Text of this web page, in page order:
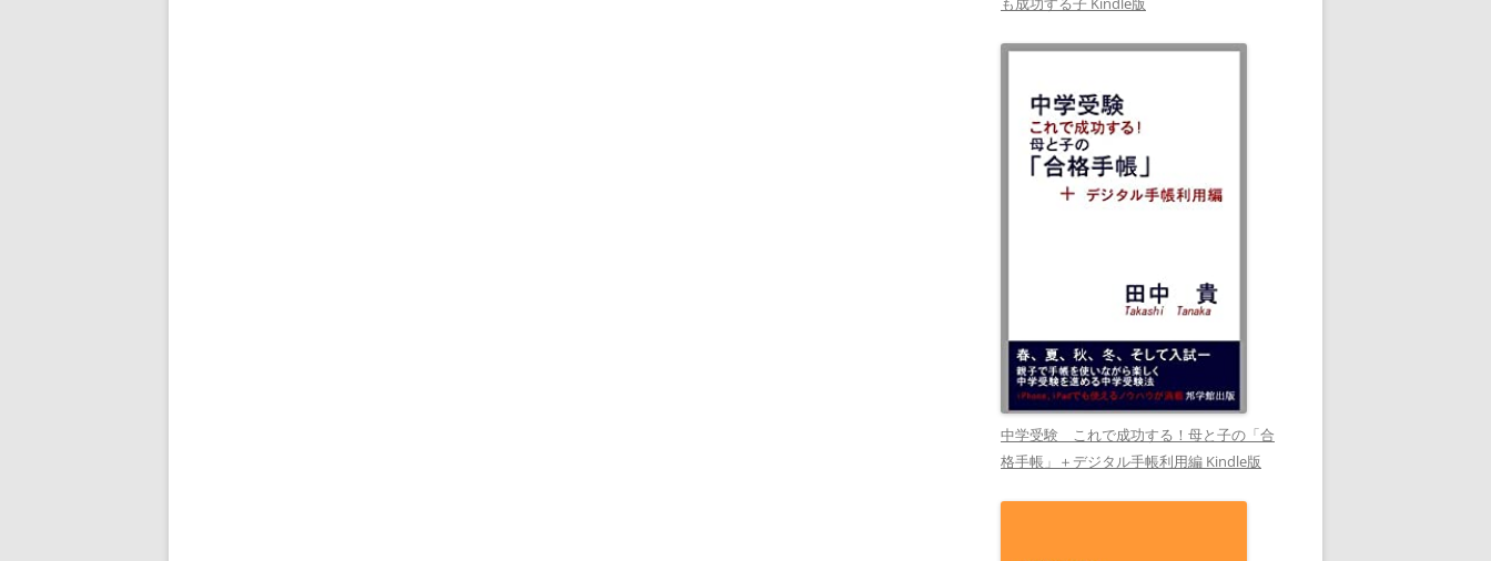
中学受験 これで成功する！母と子の「合
格手帳」＋デジタル手帳利用編 Kindle版